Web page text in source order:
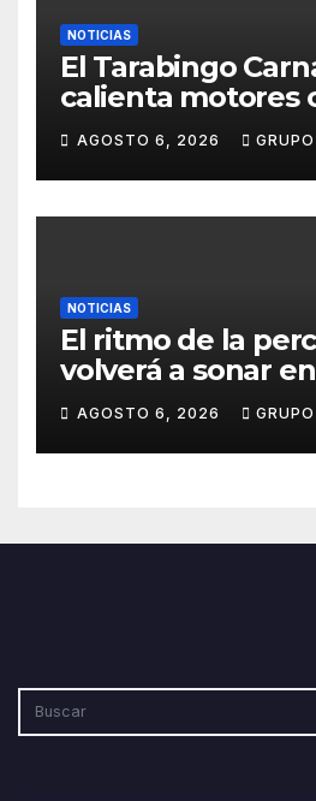
NOTICIAS
El Tarabingo
calienta motores
nueva edición
sorpresas
AGOSTO 6, 2026
NOTICIAS
El ritmo de la
volverá a sonar en
con un taller
los públicos
AGOSTO 6, 2026